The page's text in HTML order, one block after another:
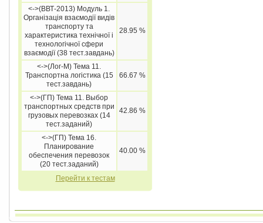
<->(ВВТ-2013) Модуль 1.
Організація взаємодії видів
транспорту та
характеристика технічної і
технологічної сфери
взаємодії (38 тест.завдань)
28.95 %
<->(Лог-М) Тема 11.
Транспортна логістика (15
тест.завдань)
66.67 %
<->(ГП) Тема 11. Выбор
транспортных средств при
грузовых перевозках (14
тест.заданий)
42.86 %
<->(ГП) Тема 16.
Планирование
обеспечения перевозок
(20 тест.заданий)
40.00 %
Перейти к тестам